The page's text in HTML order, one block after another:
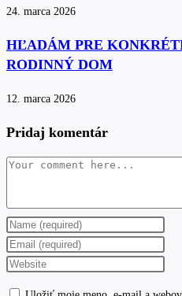
24. marca 2026
HĽADÁM PRE
RODINNÝ DOM
12. marca 2026
Pridaj komentár
Comment
Enter
your
name
Enter
your
Enter